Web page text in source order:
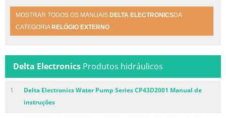
MOSTRAR TODOS OS MANUAIS DELTA ELECTRONICSDA
CATEGORIA RELÓGIO EXTERNO
Delta Electronics Produtos hidráulicos
1
Delta Electronics Water Pump Series CP43D2001 Manual de
instruções